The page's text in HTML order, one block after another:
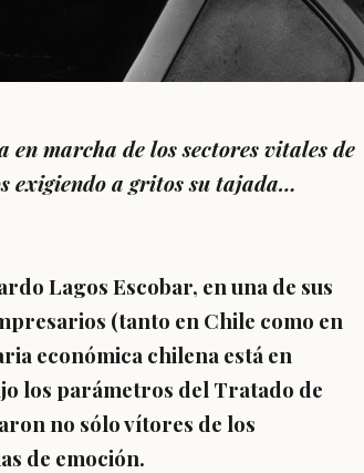
en marcha de los sectores vitales de
exigiendo a gritos su tajada…
Lagos Escobar, en una de sus
(tanto en Chile como en
económica chilena está en
los parámetros del Tratado de
no sólo vítores de los
de emoción.